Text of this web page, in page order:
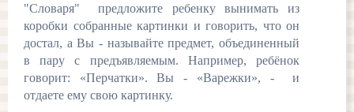
"Словаря" предложите ребенку вынимать из
коробки собранные картинки и говорить, что он
достал, а Вы - называйте предмет, объединенный
в пару с предъявляемым. Например, ребёнок
говорит: «Перчатки». Вы - «Варежки», - и
отдаете ему свою картинку.